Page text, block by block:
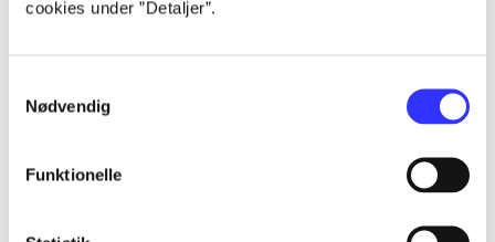
cookies under ”Detaljer”.
Nødvendig
Funktionelle
...
...